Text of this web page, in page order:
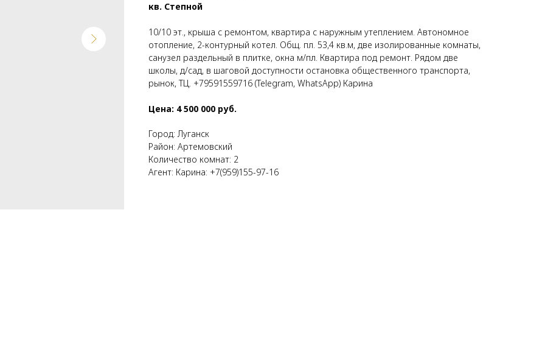
кв. Степной
10/10 эт., крыша с ремонтом, квартира с наружным утеплением. Автономное
отопление, 2-контурный котел. Общ. пл. 53,4 кв.м, две изолированные комнаты,
санузел раздельный в плитке, окна м/пл. Квартира под ремонт. Рядом две
школы, д/сад, в шаговой доступности остановка общественного транспорта,
рынок, ТЦ. +79591559716 (Telegram, WhatsApp) Карина
Цена: 4 500 000 руб.
Город: Луганск
Район: Артемовский
Количество комнат: 2
Агент: Карина: +7(959)155-97-16